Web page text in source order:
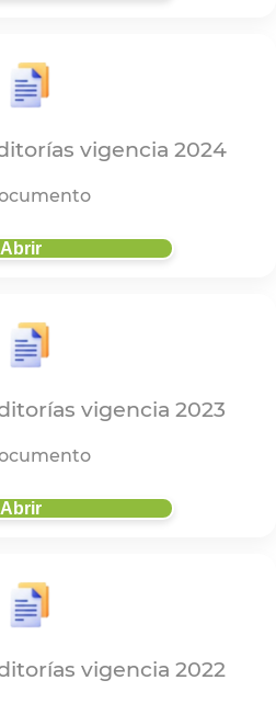
vigencia 2024
Abrir
vigencia 2023
Abrir
vigencia 2022